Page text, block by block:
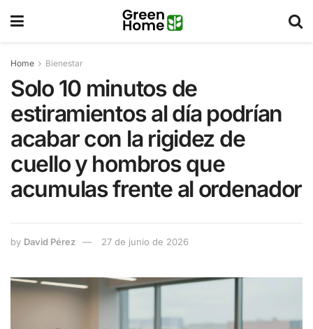
Home Bienestar
Solo 10 minutos de
estiramientos al día podrían
acabar con la rigidez de
cuello y hombros que
acumulas frente al ordenador
by David Pérez 27 de junio de 2026